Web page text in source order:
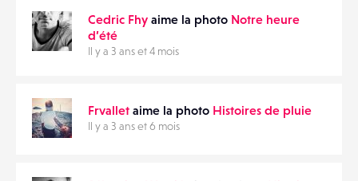
Cedric Fhy aime la photo Notre heure
d’été
Il y a 3 ans et 4 mois
Frvallet aime la photo Histoires de pluie
Il y a 3 ans et 6 mois